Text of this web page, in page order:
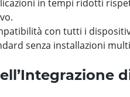
in tempi ridotti
con tutti i
senza installazioni